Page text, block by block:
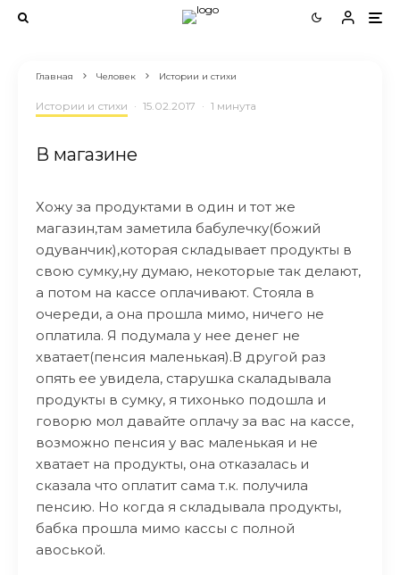
Главная Человек Истории и стихи
Истории и стихи · 15.02.2017 · 1 минута
В магазине
Хожу за продyктами в один и тот же
магазин,там заметила бабулечку(божий
одуванчик),которая складывает продукты в
свою сумку,ну думаю, некоторые так делают,
а потом на кассе оплачивают. Стояла в
очереди, а она прошла мимо, ничего не
оплатила. Я подумала у нее денег не
хватает(пенсия маленькая).В другой раз
опять ее увидела, старушка скаладывала
продукты в сумку, я тихонько подошла и
говорю мол давайте оплачу за вас на кассе,
возможно пенсия у вас маленькая и не
хватает на продукты, она отказалась и
сказала что оплатит сама т.к. получила
пенсию. Но когда я складывала продукты,
бабка прошла мимо кассы с полной
авоськой.